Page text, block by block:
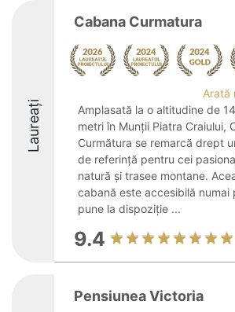
Laureați
Cabana Curmatura
Arată
Amplasată la o altitudine de
metri în Munții Piatra Craiului,
Curmătura se remarcă drept
de referință pentru cei
natură și trasee montane.
cabană este accesibilă numai
pune la dispoziție ...
9.4
Pensiunea Victoria